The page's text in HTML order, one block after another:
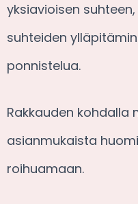
yksiavioisen
suhteiden
ponnistelua.
Rakkauden kohdalla
asianmukaista
roihuamaan.